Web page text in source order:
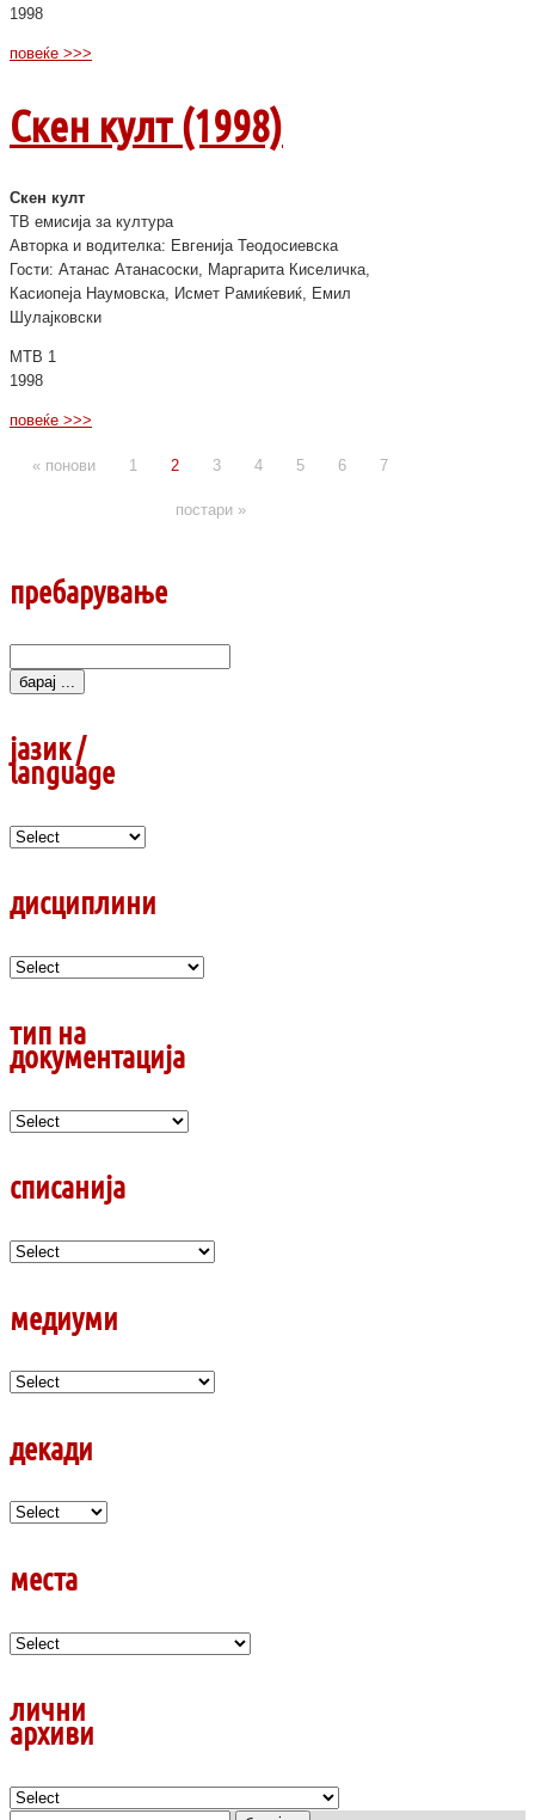
1998
повеќе >>>
Скен култ (1998)
Скен култ
ТВ емисија за култура
Авторка и водителка: Евгенија Теодосиевска
Гости: Атанас Атанасоски, Маргарита Киселичка,
Касиопеја Наумовска, Исмет Рамиќевиќ, Емил
Шулајковски
МТВ 1
1998
повеќе >>>
« понови 1 2 3 4 5 6 7
постари »
пребарување
for:
јазик /
language
дисциплини
тип на
документација
списанија
медиуми
декади
места
лични
архиви